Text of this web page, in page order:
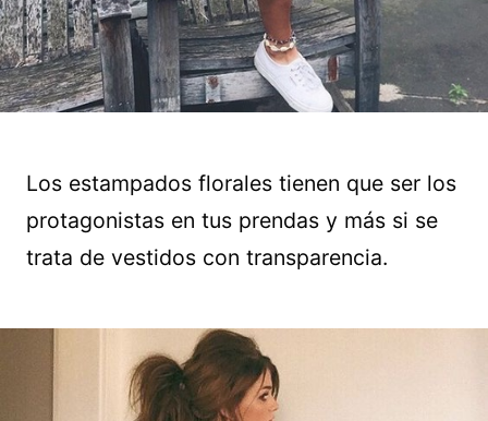
Los estampados florales tienen que ser los
protagonistas en tus prendas y más si se
trata de vestidos con transparencia.